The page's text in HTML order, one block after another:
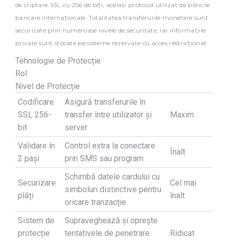
de criptare SSL cu 256 de biți, același protocol utilizat de băncile
bancare internaționale. Totalitatea transferurile monetare sunt
securizate prin numeroase nivele de securitate, iar informațiile
private sunt stocate pe sisteme rezervate cu acces restricționat.
Tehnologie de Protecție
Rol
Nivel de Protecție
Codificare
SSL 256-
bit
Asigură transferurile în
transfer între utilizator și
server
Maxim
Validare în
2 pași
Control extra la conectare
prin SMS sau program
Înalt
Securizare
plăți
Schimbă datele cardului cu
simboluri distinctive pentru
oricare tranzacție
Cel mai
înalt
Sistem de
protecție
Supraveghează și oprește
tentativele de penetrare
Ridicat